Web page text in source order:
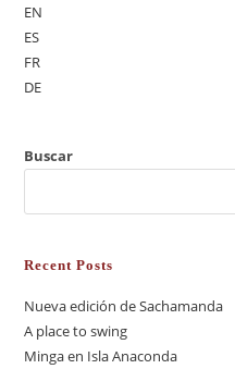
EN
ES
FR
DE
Buscar
Recent Posts
Nueva edición de Sachamanda
A place to swing
Minga en Isla Anaconda